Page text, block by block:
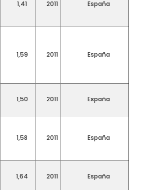
1,41 2011 España
1,59 2011 España
1,50 2011 España
1,58 2011 España
1,64 2011 España